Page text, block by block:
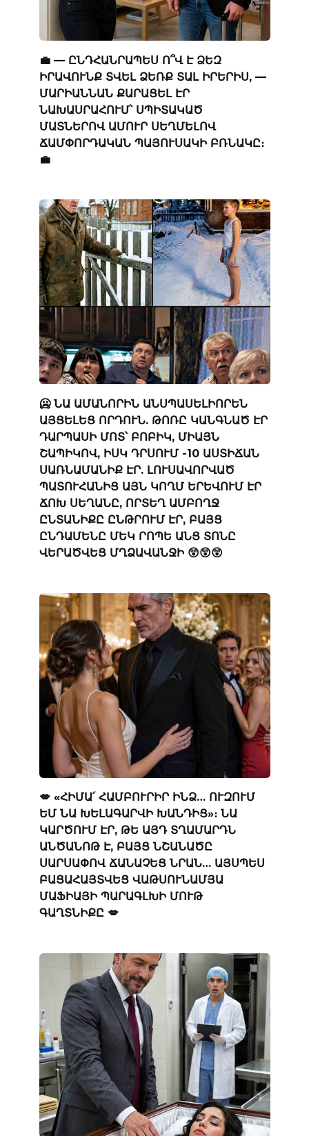
💼 — ԸՆԴՀԱՆՐԱՊԵՍ Ո՞Վ Է ՁԵԶ
ԻՐԱՎՈՒՆՔ ՏՎԵԼ ՁԵՌՔ ՏԱԼ ԻՐԵՐԻՍ, —
ՄԱՐԻԱՆՆԱՆ ՔԱՐԱՑԵԼ ԷՐ
ՆԱԽԱՍՐԱՀՈՒՄ՝ ՍՊԻՏԱԿԱԾ
ՄԱՏՆԵՐՈՎ ԱՄՈՒՐ ՍԵՂՄԵԼՈՎ
ՃԱՄՓՈՐԴԱԿԱՆ ՊԱՅՈՒՍԱԿԻ ԲՌՆԱԿԸ։
💼
🥶 ՆԱ ԱՄԱՆՈՐԻՆ ԱՆՍՊԱՍԵԼԻՈՐԵՆ
ԱՅՑԵԼԵՑ ՈՐԴՈՒՆ. ԹՈՌԸ ԿԱՆԳՆԱԾ ԷՐ
ԴԱՐՊԱՍԻ ՄՈՏ՝ ԲՈԲԻԿ, ՄԻԱՅՆ
ՇԱՊԻԿՈՎ, ԻՍԿ ԴՐՍՈՒՄ -10 ԱՍՏԻՃԱՆ
ՍԱՌՆԱՄԱՆԻՔ ԷՐ. ԼՈՒՍԱՎՈՐՎԱԾ
ՊԱՏՈՒՀԱՆԻՑ ԱՅՆ ԿՈՂՄ ԵՐԵՎՈՒՄ ԷՐ
ՃՈԽ ՍԵՂԱՆԸ, ՈՐՏԵՂ ԱՄԲՈՂՋ
ԸՆՏԱՆԻՔԸ ԸՆԹՐՈՒՄ ԷՐ, ԲԱՅՑ
ԸՆԴԱՄԵՆԸ ՄԵԿ ՐՈՊԵ ԱՆՑ ՏՈՆԸ
ՎԵՐԱԾՎԵՑ ՄՂՁԱՎԱՆՋԻ 😲😲😲
💋 «ՀԻՄԱ՛ ՀԱՄԲՈՒՐԻՐ ԻՆՁ… ՈՒԶՈՒՄ
ԵՄ ՆԱ ԽԵԼԱԳԱՐՎԻ ԽԱՆԴԻՑ»։ ՆԱ
ԿԱՐԾՈՒՄ ԷՐ, ԹԵ ԱՅԴ ՏՂԱՄԱՐԴՆ
ԱՆԾԱՆՈԹ Է, ԲԱՅՑ ՆՇԱՆԱԾԸ
ՍԱՐՍԱՓՈՎ ՃԱՆԱՉԵՑ ՆՐԱՆ… ԱՅՍՊԵՍ
ԲԱՑԱՀԱՅՏՎԵՑ ՎԱԹՍՈՒՆԱՄՅԱ
ՄԱՖԻԱՅԻ ՊԱՐԱԳԼԽԻ ՄՈՒԹ
ԳԱՂՏՆԻՔԸ 💋